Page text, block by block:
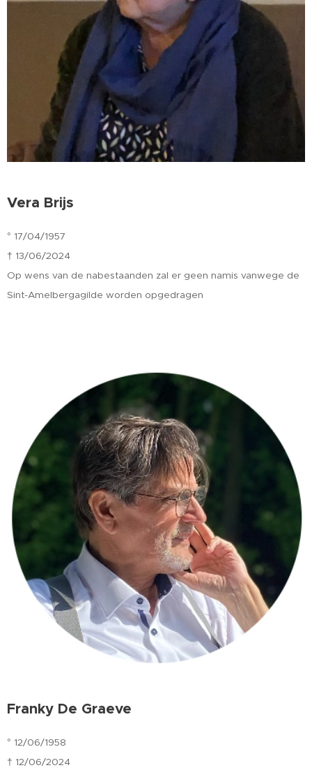
Vera Brijs
° 17/04/1957
† 13/06/2024
Op wens van de nabestaanden zal er geen namis vanwege de
Sint-Amelbergagilde worden opgedragen
Franky De Graeve
° 12/06/1958
† 12/06/2024